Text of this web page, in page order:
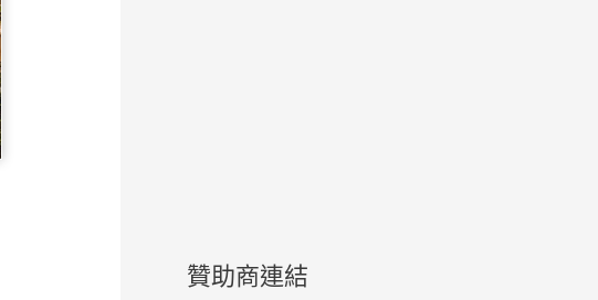
贊助商連結